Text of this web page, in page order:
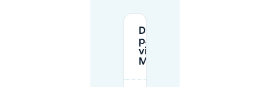
Dove posso
parcheggiare
vicino al DDR
Museum?